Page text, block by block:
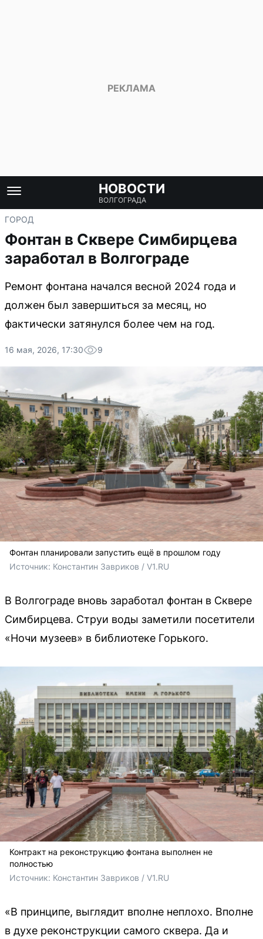
НОВОСТИ
ВОЛГОГРАДА
ГОРОД
Фонтан в Сквере Симбирцева
заработал в Волгограде
Ремонт фонтана начался весной 2024 года и
должен был завершиться за месяц, но
фактически затянулся более чем на год.
16 мая, 2026, 17:30 9
Фонтан планировали запустить ещё в прошлом году
Источник: Константин Завриков / V1.RU
В Волгограде вновь заработал фонтан в Сквере
Симбирцева. Струи воды заметили посетители
«Ночи музеев» в библиотеке Горького.
Контракт на реконструкцию фонтана выполнен не
полностью
Источник: Константин Завриков / V1.RU
«В принципе, выглядит вполне неплохо. Вполне
в духе реконструкции самого сквера. Да и